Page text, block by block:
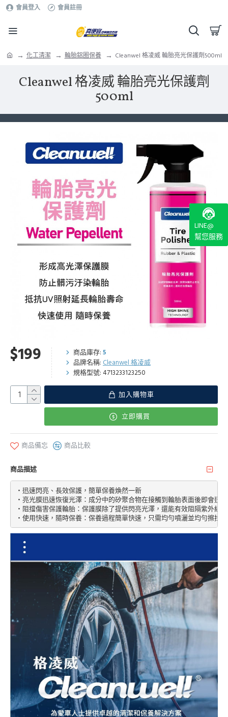
會員登入 會員註冊
化工清潔 輪胎鋁圈保養 Cleanwel 格凌威 輪胎亮光保護劑500ml
Cleanwel 格凌威 輪胎亮光保護劑
500ml
$199 商品庫存: 5
品牌名稱: Cleanwel 格凌威
規格型號: 4713233123250
加入購物車
立即購買
商品備忘 商品比較
商品描述
‧迅速閃亮、長效保護，簡單保養煥然一新
‧亮光膜迅速恢復光澤：成分中的矽聚合物在接觸到輪胎表面後即會迅
‧阻擋傷害保護輪胎：保護膜除了提供閃亮光澤，還能有效阻隔紫外線
‧使用快速，隨時保養：保養過程簡單快速，只需均勻噴灑並均勻擦拭
LINE@
幫您服務